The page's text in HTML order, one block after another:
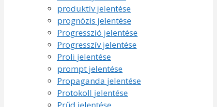
produktív jelentése
prognózis jelentése
Progresszió jelentése
Progresszív jelentése
Proli jelentése
prompt jelentése
Propaganda jelentése
Protokoll jelentése
Prűd jelentése